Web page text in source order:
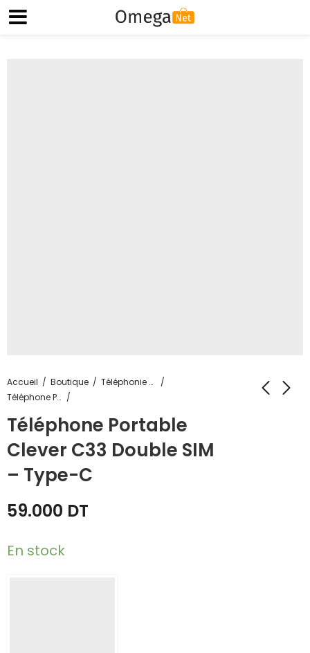
Accueil Boutique
Téléphonie & Tablette
Téléphone Portable
Téléphone Portable
Clever C33 Double SIM
– Type-C
59.000 DT
En stock